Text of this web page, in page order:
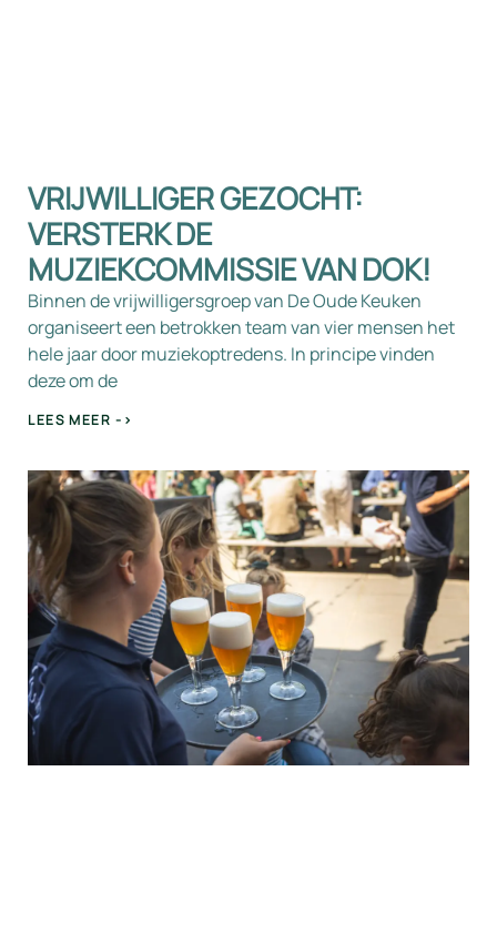
VRIJWILLIGER GEZOCHT:
VERSTERK DE
MUZIEKCOMMISSIE VAN DOK!
Binnen de vrijwilligersgroep van De Oude Keuken
organiseert een betrokken team van vier mensen het
hele jaar door muziekoptredens. In principe vinden
deze om de
LEES MEER ->